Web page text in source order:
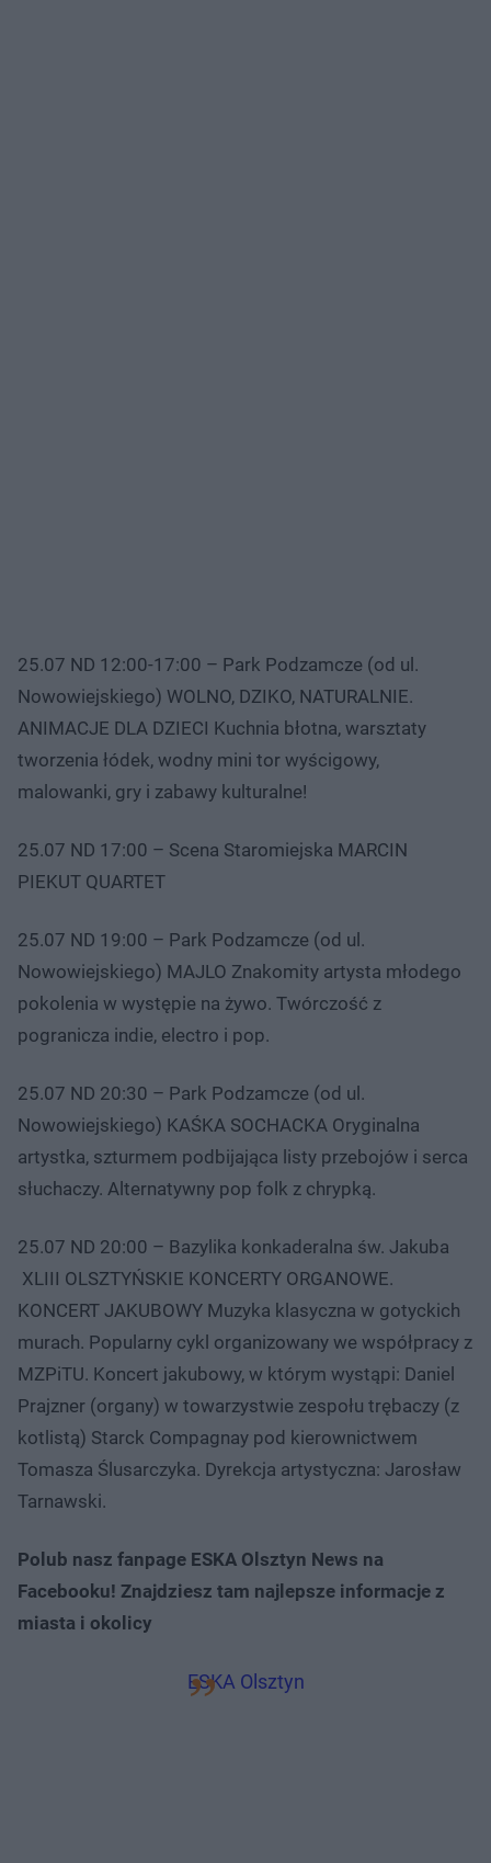
25.07 ND 12:00-17:00 – Park Podzamcze (od ul.
Nowowiejskiego) WOLNO, DZIKO, NATURALNIE.
ANIMACJE DLA DZIECI Kuchnia błotna, warsztaty
tworzenia łódek, wodny mini tor wyścigowy,
malowanki, gry i zabawy kulturalne!
25.07 ND 17:00 – Scena Staromiejska MARCIN
PIEKUT QUARTET
25.07 ND 19:00 – Park Podzamcze (od ul.
Nowowiejskiego) MAJLO Znakomity artysta młodego
pokolenia w występie na żywo. Twórczość z
pogranicza indie, electro i pop.
25.07 ND 20:30 – Park Podzamcze (od ul.
Nowowiejskiego) KAŚKA SOCHACKA Oryginalna
artystka, szturmem podbijająca listy przebojów i serca
słuchaczy. Alternatywny pop folk z chrypką.
25.07 ND 20:00 – Bazylika konkaderalna św. Jakuba
XLIII OLSZTYŃSKIE KONCERTY ORGANOWE.
KONCERT JAKUBOWY Muzyka klasyczna w gotyckich
murach. Popularny cykl organizowany we współpracy z
MZPiTU. Koncert jakubowy, w którym wystąpi: Daniel
Prajzner (organy) w towarzystwie zespołu trębaczy (z
kotlistą) Starck Compagnay pod kierownictwem
Tomasza Ślusarczyka. Dyrekcja artystyczna: Jarosław
Tarnawski.
Polub nasz fanpage ESKA Olsztyn News na
Facebooku! Znajdziesz tam najlepsze informacje z
miasta i okolicy
ESKA Olsztyn